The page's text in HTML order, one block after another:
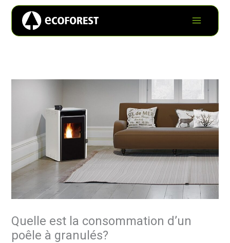
Quelle est la consommation d’un
poêle à granulés?